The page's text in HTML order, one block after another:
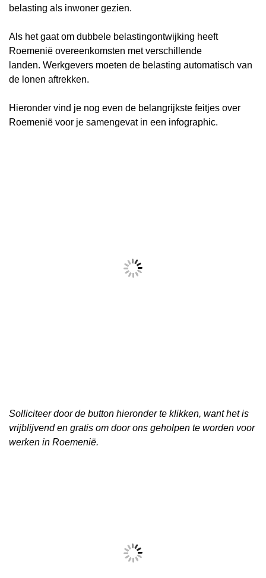
belasting als inwoner gezien.
Als het gaat om dubbele belastingontwijking heeft
Roemenië overeenkomsten met verschillende
landen. Werkgevers moeten de belasting automatisch van
de lonen aftrekken.
Hieronder vind je nog even de belangrijkste feitjes over
Roemenië voor je samengevat in een infographic.
Solliciteer door de button hieronder te klikken, want het is
vrijblijvend en gratis om door ons geholpen te worden voor
werken in Roemenië.